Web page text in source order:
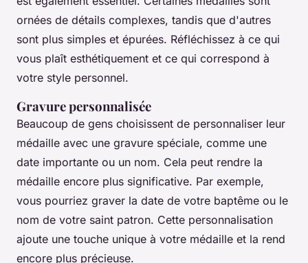
ornées de détails complexes, tandis que d'autres
sont plus simples et épurées. Réfléchissez à ce qui
vous plaît esthétiquement et ce qui correspond à
votre style personnel.
Gravure personnalisée
Beaucoup de gens choisissent de personnaliser leur
médaille avec une gravure spéciale, comme une
date importante ou un nom. Cela peut rendre la
médaille encore plus significative. Par exemple,
vous pourriez graver la date de votre baptême ou le
nom de votre saint patron. Cette personnalisation
ajoute une touche unique à votre médaille et la rend
encore plus précieuse.